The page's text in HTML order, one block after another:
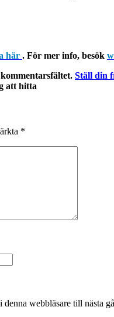
här . För mer info, besök
Ställ din
att hitta
*
webbläsare till nästa